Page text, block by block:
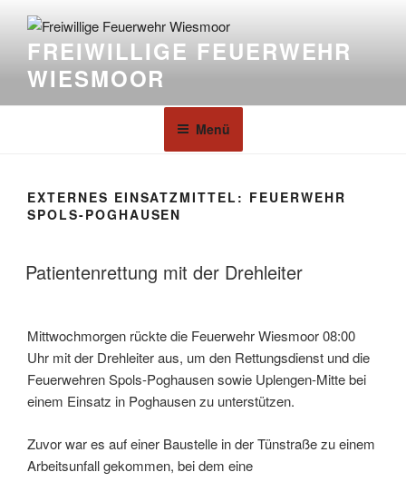
FREIWILLIGE FEUERWEHR
WIESMOOR
Menü
EXTERNES EINSATZMITTEL: FEUERWEHR
SPOLS-POGHAUSEN
Patientenrettung mit der Drehleiter
Mittwochmorgen rückte die Feuerwehr Wiesmoor 08:00
Uhr mit der Drehleiter aus, um den Rettungsdienst und die
Feuerwehren Spols-Poghausen sowie Uplengen-Mitte bei
einem Einsatz in Poghausen zu unterstützen.
Zuvor war es auf einer Baustelle in der Tünstraße zu einem
Arbeitsunfall gekommen, bei dem eine